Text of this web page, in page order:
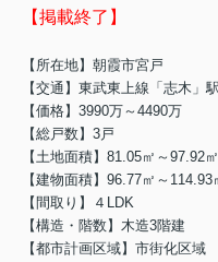
【掲載終了】
【所在地】 朝霞市宮戸
【交通】東武東上線「志木」
【価格】3990万～4490万
【総戸数】3戸
【土地面積】81.05㎡～97.92㎡
【建物面積】96.77㎡～114.93
【間取り】４LDK
【構造・階数】木造3階建
【都市計画区域】市街化区域